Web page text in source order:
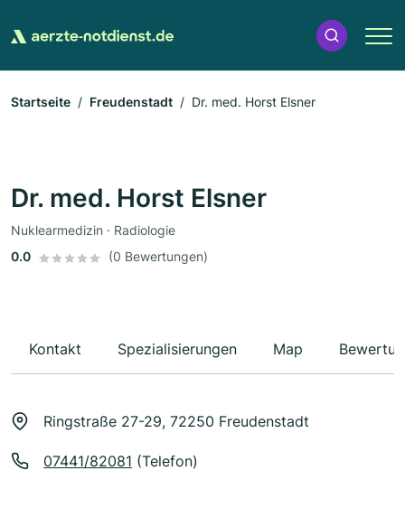
Startseite Freudenstadt Dr. med. Horst Elsner
Dr. med. Horst Elsner
Nuklearmedizin · Radiologie
0.0
(0 Bewertungen)
Kontakt Spezialisierungen Map
Ringstraße 27-29, 72250 Freudenstadt
07441/82081 (Telefon)